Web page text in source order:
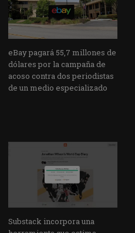
eBay pagará 55,7 millones de
dólares por la campaña de
acoso contra dos periodistas
de un medio especializado
Substack incorpora una